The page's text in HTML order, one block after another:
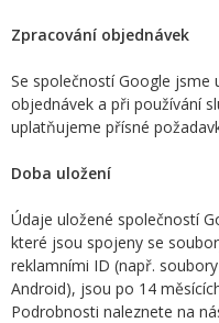
Zpracování objednávek
Se společností Google jsme
objednávek a při používání
uplatňujeme přísné
Doba uložení
Údaje uložené společností
které jsou spojeny se
reklamními ID (např.
Android), jsou po 14
Podrobnosti naleznete na